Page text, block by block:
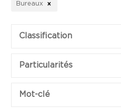
Bureaux
Classification
Particularités
Mot-clé